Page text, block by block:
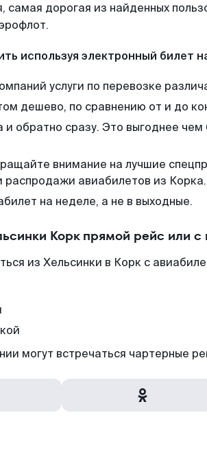
самая дорогая из найденных
используя электронный билет
услуги по перевозке
дешево, по сравнению от и до
и обратно сразу. Это выгоднее
внимание на лучшие
распродажи авиабилетов из Корка.
на неделе, а не в выходные.
Корк прямой рейс или
из Хельсинки в Корк с
могут встречаться чартерные